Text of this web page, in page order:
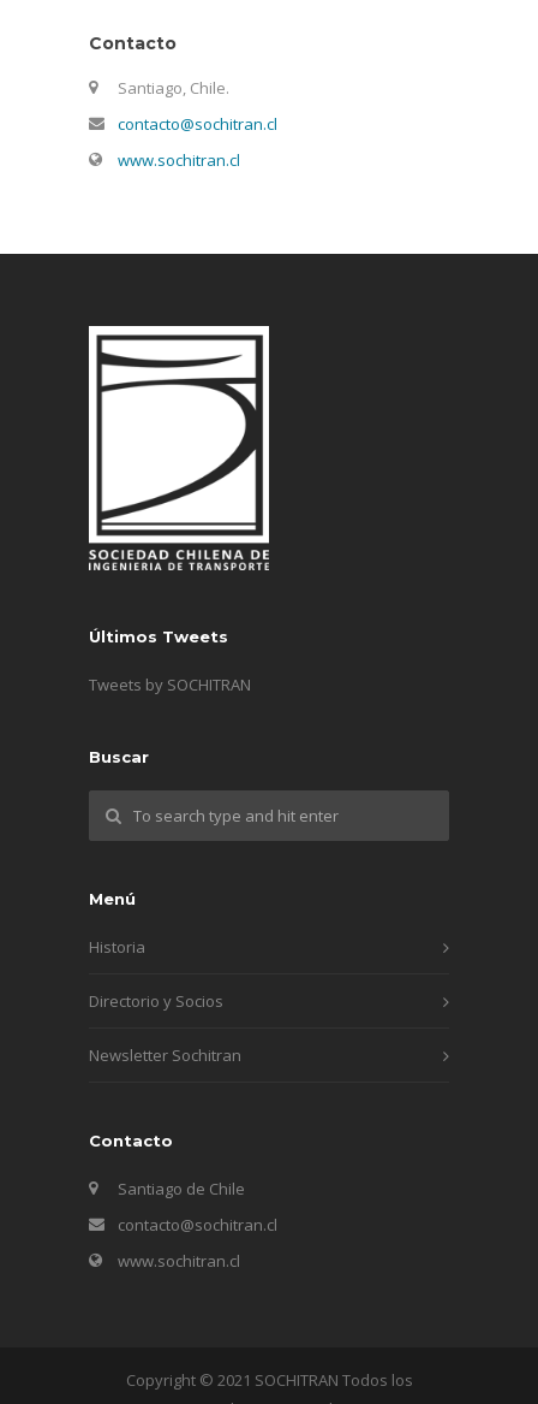
Contacto
Santiago, Chile.
contacto@sochitran.cl
www.sochitran.cl
Últimos Tweets
Tweets by SOCHITRAN
Buscar
Menú
Historia
Directorio y Socios
Newsletter Sochitran
Contacto
Santiago de Chile
contacto@sochitran.cl
www.sochitran.cl
Copyright © 2021 SOCHITRAN Todos los